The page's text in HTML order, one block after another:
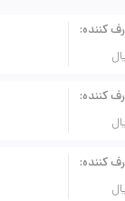
کننده:
کننده:
کننده: